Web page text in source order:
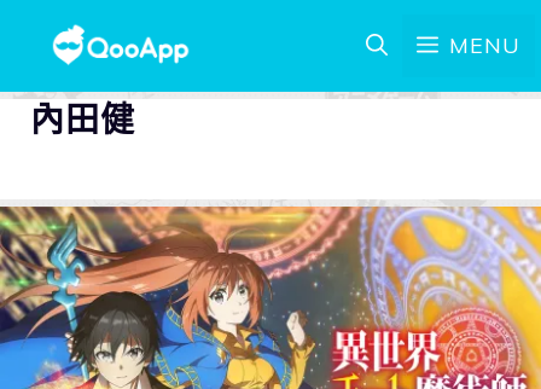
MENU
內田健